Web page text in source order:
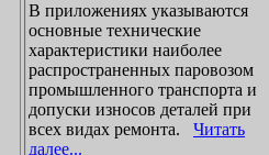
В приложениях указываются
основные технические
характеристики наиболее
распространенных паровозом
промышленного транспорта и
допуски износов деталей при
всех видах ремонта. Читать
далее...